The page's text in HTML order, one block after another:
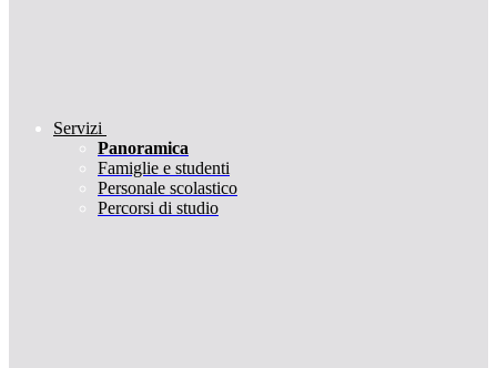
Servizi
Panoramica
Famiglie e studenti
Personale scolastico
Percorsi di studio